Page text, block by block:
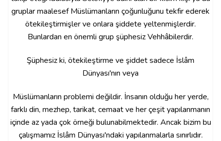
gruplar maalesef Müslümanların çoğunluğunu tekfir ederek
ötekileştirmişler ve onlara şiddete yeltenmişlerdir.
Bunlardan en önemli grup şüphesiz Vehhâbilerdir.
Şüphesiz ki, ötekileştirme ve şiddet sadece İslâm
Dünyası'nın veya
Müslümanların problemi değildir. İnsanın olduğu her yerde,
farklı din, mezhep, tarikat, cemaat ve her çeşit yapılanmanın
içinde az yada çok örneği bulunabilmektedir. Ancak bizim bu
çalışmamız İslâm Dünyası'ndaki yapılanmalarla sınırlıdır.